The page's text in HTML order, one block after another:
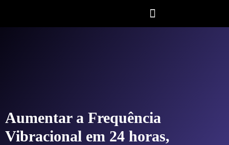
Aumentar a Frequência
Vibracional em 24 horas,